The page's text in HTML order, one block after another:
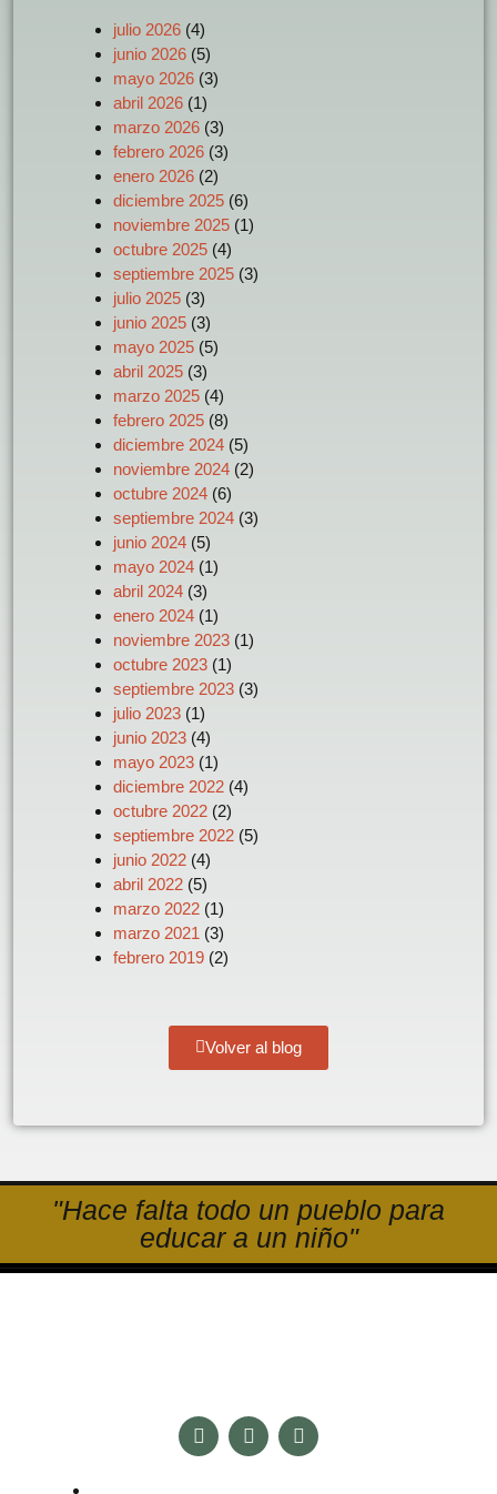
julio 2026 (4)
junio 2026 (5)
mayo 2026 (3)
abril 2026 (1)
marzo 2026 (3)
febrero 2026 (3)
enero 2026 (2)
diciembre 2025 (6)
noviembre 2025 (1)
octubre 2025 (4)
septiembre 2025 (3)
julio 2025 (3)
junio 2025 (3)
mayo 2025 (5)
abril 2025 (3)
marzo 2025 (4)
febrero 2025 (8)
diciembre 2024 (5)
noviembre 2024 (2)
octubre 2024 (6)
septiembre 2024 (3)
junio 2024 (5)
mayo 2024 (1)
abril 2024 (3)
enero 2024 (1)
noviembre 2023 (1)
octubre 2023 (1)
septiembre 2023 (3)
julio 2023 (1)
junio 2023 (4)
mayo 2023 (1)
diciembre 2022 (4)
octubre 2022 (2)
septiembre 2022 (5)
junio 2022 (4)
abril 2022 (5)
marzo 2022 (1)
marzo 2021 (3)
febrero 2019 (2)
Volver al blog
"Hace falta todo un pueblo para
educar a un niño"